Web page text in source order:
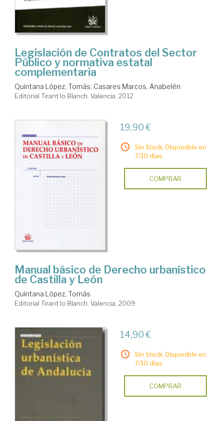
Legislación de Contratos del Sector
Público y normativa estatal
complementaria
Quintana López, Tomás; Casares Marcos, Anabelén
Editorial Tirant lo Blanch. Valencia, 2012
19,90 €
Sin Stock. Disponible en
7/10 días.
COMPRAR
Manual básico de Derecho urbanístico
de Castilla y León
Quintana López, Tomás
Editorial Tirant lo Blanch. Valencia, 2009
14,90 €
Sin Stock. Disponible en
7/10 días.
COMPRAR